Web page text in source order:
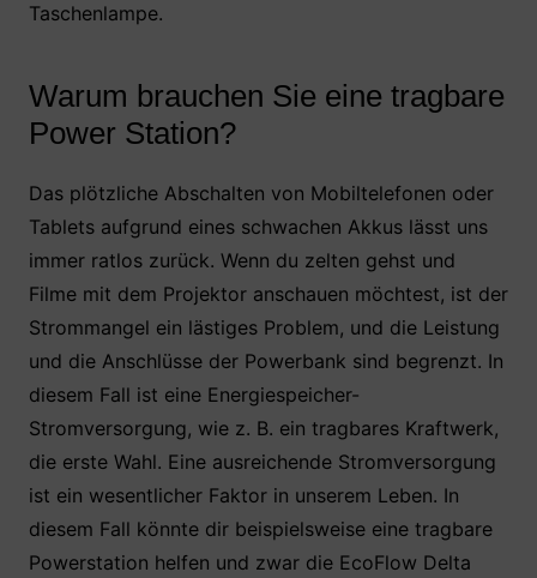
Taschenlampe.
Warum brauchen Sie eine tragbare
Power Station?
Das plötzliche Abschalten von Mobiltelefonen oder
Tablets aufgrund eines schwachen Akkus lässt uns
immer ratlos zurück. Wenn du zelten gehst und
Filme mit dem Projektor anschauen möchtest, ist der
Strommangel ein lästiges Problem, und die Leistung
und die Anschlüsse der Powerbank sind begrenzt. In
diesem Fall ist eine Energiespeicher-
Stromversorgung, wie z. B. ein tragbares Kraftwerk,
die erste Wahl. Eine ausreichende Stromversorgung
ist ein wesentlicher Faktor in unserem Leben. In
diesem Fall könnte dir beispielsweise eine tragbare
Powerstation helfen und zwar die EcoFlow Delta